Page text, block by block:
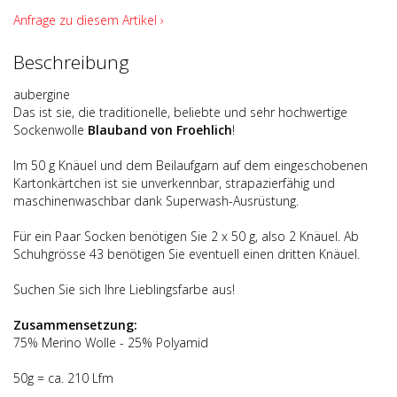
Anfrage zu diesem Artikel ›
Beschreibung
aubergine
Das ist sie, die traditionelle, beliebte und sehr hochwertige
Sockenwolle Blauband von Froehlich!
Im 50 g Knäuel und dem Beilaufgarn auf dem eingeschobenen
Kartonkärtchen ist sie unverkennbar, strapazierfähig und
maschinenwaschbar dank Superwash-Ausrüstung.
Für ein Paar Socken benötigen Sie 2 x 50 g, also 2 Knäuel. Ab
Schuhgrösse 43 benötigen Sie eventuell einen dritten Knäuel.
Suchen Sie sich Ihre Lieblingsfarbe aus!
Zusammensetzung:
75% Merino Wolle - 25% Polyamid
50g = ca. 210 Lfm